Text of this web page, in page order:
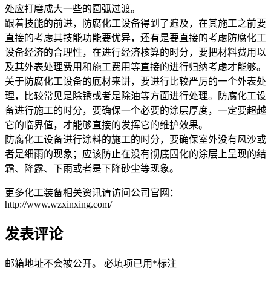
处应打磨成大一些的圆弧过渡。
跟着技能的前进，防腐化工设备得到了遍及，在其施工之前要
直接的考虑其技能功能要优异，还有是要直接的考虑防腐化工
设备经济的合理性，在进行经济核算的时分，要把材料费用以
及其外表处理费用和施工费用等直接的进行归纳考虑才能够。
关于防腐化工设备的底材来讲，要进行比较严厉的一个外表处
理，比较常见是除锈或者是除油等方面进行处理。防腐化工设
备进行施工的时分，要确保一个必要的涂层厚度，一定要超越
它的临界值，才能够直接的发挥它的维护效果。
防腐化工设备进行涂料的施工的时分，要确保室外没有风沙或
者是细雨的现象；应该防止在没有彻底固化的涂层上呈现的结
霜、降露、下雨或者是下降砂尘等现象。
更多化工装备相关资讯请访问公司官网：
http://www.wzxinxing.com/
发表评论
邮箱地址不会被公开。 必填项已用 *标注